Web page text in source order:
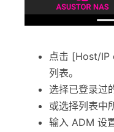
点击 [Host/IP
列表。
选择已登录过
或选择列表中
输入 ADM 设